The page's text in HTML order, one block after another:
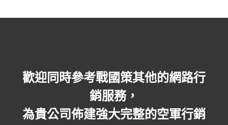
歡迎同時參考戰國策其他的網路行
銷服務，
為貴公司佈建強大完整的空軍行銷